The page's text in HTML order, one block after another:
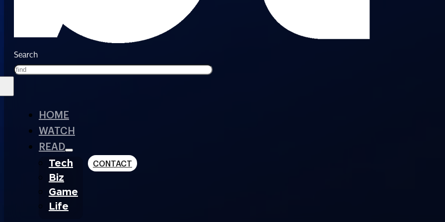
Search
HOME
WATCH
READ
Tech
Biz
Game
Life
CONTACT